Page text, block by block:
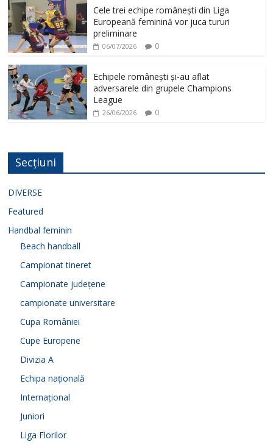
Cele trei echipe românești din Liga
Europeană feminină vor juca tururi
preliminare
06/07/2026 0
Echipele românești și-au aflat
adversarele din grupele Champions
League
26/06/2026 0
Secțiuni
DIVERSE
Featured
Handbal feminin
Beach handball
Campionat tineret
Campionate județene
campionate universitare
Cupa României
Cupe Europene
Divizia A
Echipa națională
Internațional
Juniori
Liga Florilor